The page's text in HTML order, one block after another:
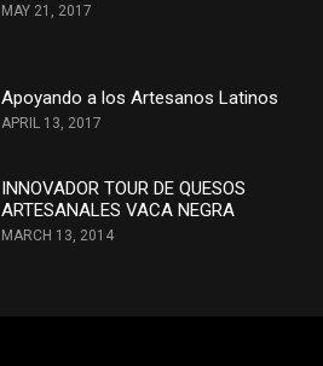
MAY 21, 2017
Apoyando a los Artesanos Latinos
APRIL 13, 2017
INNOVADOR TOUR DE QUESOS
ARTESANALES VACA NEGRA
MARCH 13, 2014